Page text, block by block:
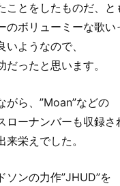
ことをしたものだ、と
のボリューミーな歌い
ようなので、
ったと思います。
がら、”Moan”などの
ローナンバーも収録さ
栄えでした。
ソンの力作”JHUD”を